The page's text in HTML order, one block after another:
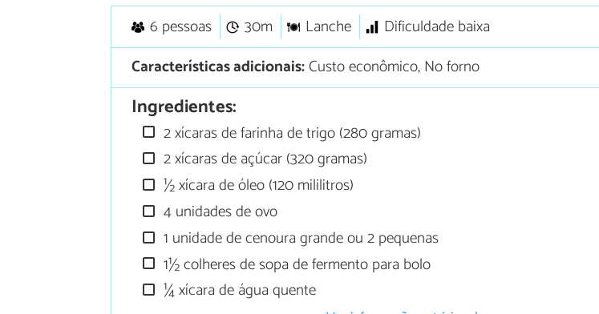
6 pessoas 30m Lanche
Dificuldade baixa
Características adicionais:Custo econômico, No forno
Ingredientes:
2 xícaras de farinha de trigo (280 gramas)
2 xícaras de açúcar (320 gramas)
½ xícara de óleo (120 mililitros)
4 unidades de ovo
1 unidade de cenoura grande ou 2 pequenas
1½ colheres de sopa de fermento para bolo
¼ xícara de água quente